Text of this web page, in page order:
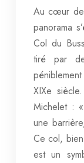
Au cœur
panorama
Col du
tiré par
XIXe
Michelet :
une
Ce col,
est un